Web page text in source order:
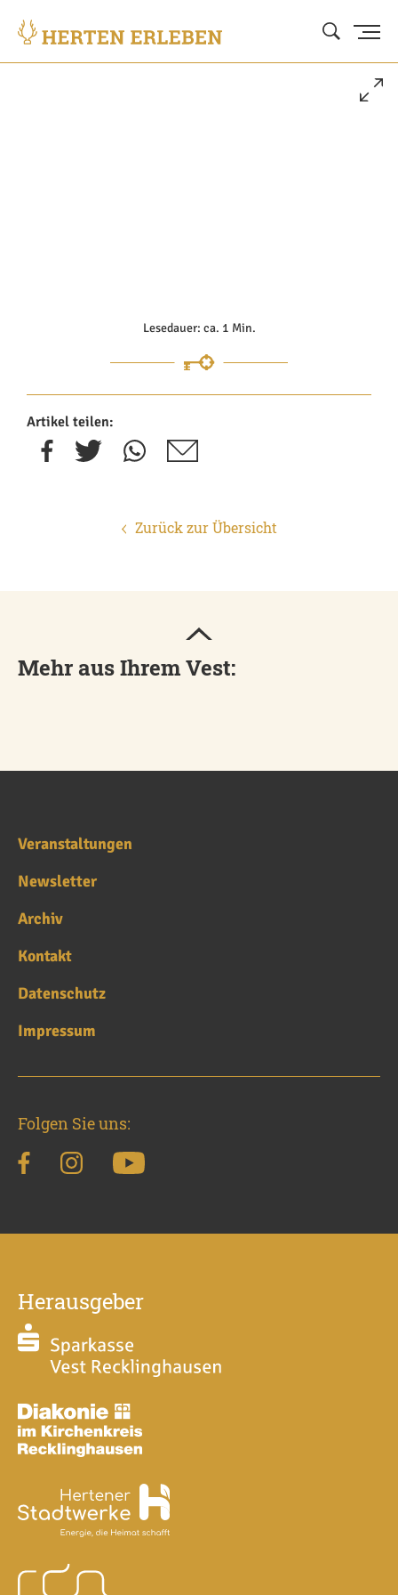
Lesedauer: ca. 1 Min.
Artikel teilen:
Zurück zur Übersicht
Mehr aus Ihrem Vest:
Veranstaltungen
Newsletter
Archiv
Kontakt
Datenschutz
Impressum
Folgen Sie uns:
Herausgeber